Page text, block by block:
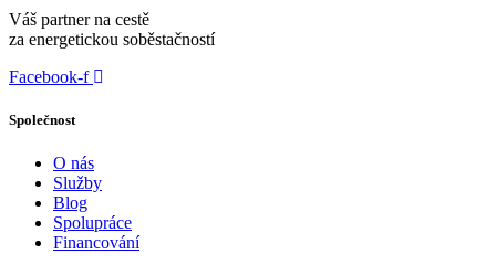
Váš partner na cestě
za energetickou soběstačností
Facebook-f
Společnost
O nás
Služby
Blog
Spolupráce
Financování